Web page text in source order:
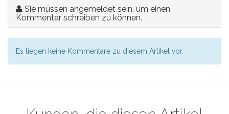
Sie müssen angemeldet sein, um einen
Kommentar schreiben zu können.
Es liegen keine Kommentare zu diesem Artikel vor.